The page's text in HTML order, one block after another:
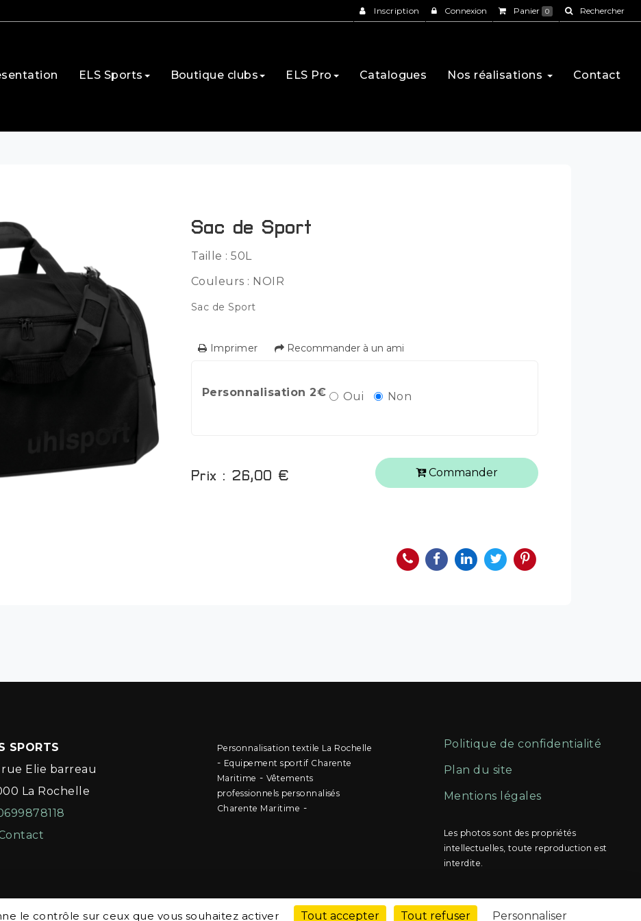
le contrôle sur ceux que vous souhaitez activer Tout accepter Tout refuser Personnaliser
ELS Sports Boutique clubs ELS Pro Catalogues Nos réalisations Contact
Sac de Sport
Taille : 50L
Couleurs : NOIR
Sac de Sport
Imprimer Recommander à un ami
Personnalisation 2€ Oui Non
Prix : 26,00 € Commander
Inscription Connexion Panier 0 Rechercher
SPORTS
rue Elie barreau
La Rochelle
Personnalisation textile La Rochelle
- Equipement sportif Charente
Maritime -Vêtements
professionnels personnalisés
Charente Maritime -
Politique de confidentialité
Plan du site
Mentions légales
Les photos sont des propriétés
intellectuelles, toute reproduction est
interdite.